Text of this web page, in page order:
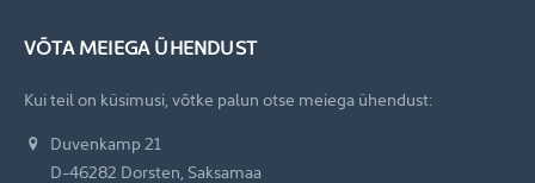
VÕTA MEIEGA ÜHENDUST
Kui teil on küsimusi, võtke palun otse meiega ühendust:
Duvenkamp 21
D-46282 Dorsten, Saksamaa